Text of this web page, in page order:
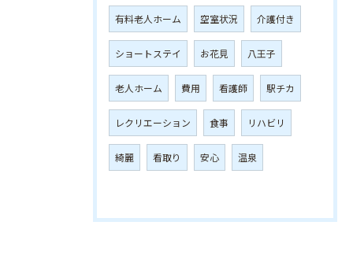
有料老人ホーム 空室状況 介護付き
ショートステイ お花見 八王子
老人ホーム 費用 看護師 駅チカ
レクリエーション 食事 リハビリ
綺麗 看取り 安心 温泉